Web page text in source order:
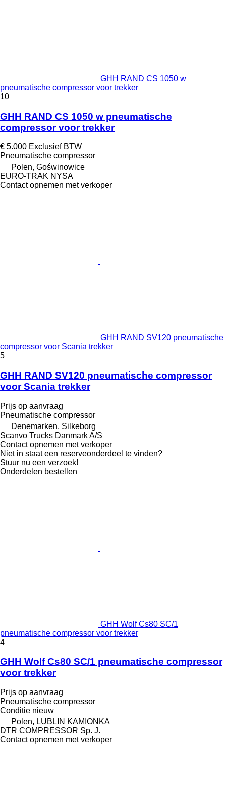
GHH RAND CS 1050 w
pneumatische compressor voor trekker
10
GHH RAND CS 1050 w pneumatische
compressor voor trekker
€ 5.000 Exclusief BTW
Pneumatische compressor
Polen, Goświnowice
EURO-TRAK NYSA
Contact opnemen met verkoper
GHH RAND SV120 pneumatische
compressor voor Scania trekker
5
GHH RAND SV120 pneumatische compressor
voor Scania trekker
Prijs op aanvraag
Pneumatische compressor
Denemarken, Silkeborg
Scanvo Trucks Danmark A/S
Contact opnemen met verkoper
Niet in staat een reserveonderdeel te vinden?
Stuur nu een verzoek!
Onderdelen bestellen
GHH Wolf Cs80 SC/1
pneumatische compressor voor trekker
4
GHH Wolf Cs80 SC/1 pneumatische compressor
voor trekker
Prijs op aanvraag
Pneumatische compressor
Conditie nieuw
Polen, LUBLIN KAMIONKA
DTR COMPRESSOR Sp. J.
Contact opnemen met verkoper